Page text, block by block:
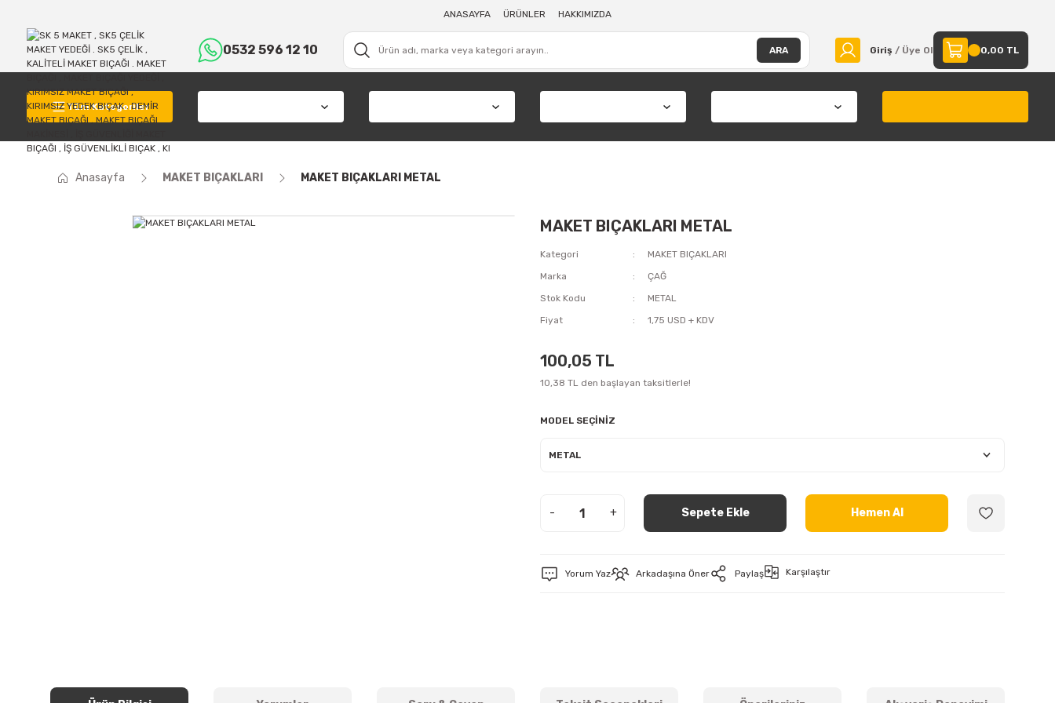
ANASAYFA ÜRÜNLER HAKKIMIZDA
0532 596 12 10 ARA Giriş / Üye Ol 0,00 TL
Tüm Kategoriler
Anasayfa MAKET BIÇAKLARI MAKET BIÇAKLARI METAL
MAKET BIÇAKLARI METAL
Kategori
MAKET BIÇAKLARI
Marka
ÇAĞ
Stok Kodu
METAL
Fiyat
1,75 USD + KDV
100,05 TL
10,38 TL den başlayan taksitlerle!
MODEL SEÇİNİZ
- + Sepete Ekle Hemen Al
Yorum Yaz Arkadaşına Öner Paylaş Karşılaştır